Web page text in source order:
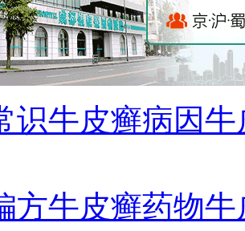
识牛皮癣病因牛
方牛皮癣药物牛